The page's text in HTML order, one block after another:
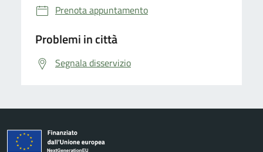
Prenota appuntamento
Problemi in città
Segnala disservizio